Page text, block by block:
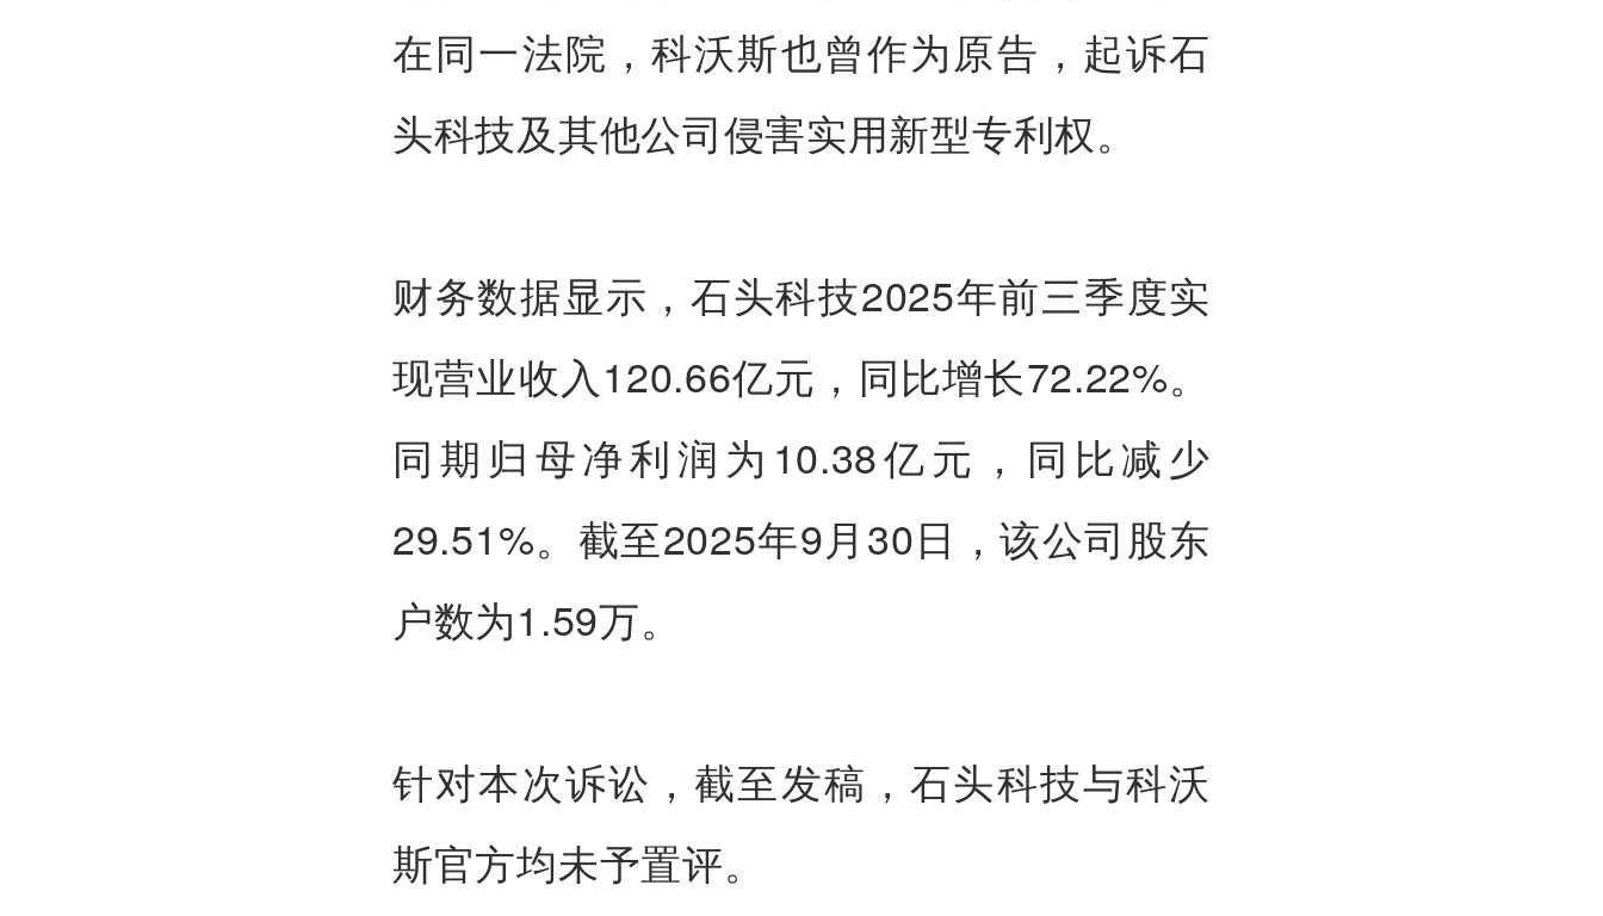
在同一法院，科沃斯也曾作为原告，起诉石
头科技及其他公司侵害实用新型专利权。
财务数据显示，石头科技2025年前三季度实
现营业收入120.66亿元，同比增长72.22%。
同期归母净利润为10.38亿元，同比减少
29.51%。截至2025年9月30日，该公司股东
户数为1.59万。
针对本次诉讼，截至发稿，石头科技与科沃
斯官方均未予置评。